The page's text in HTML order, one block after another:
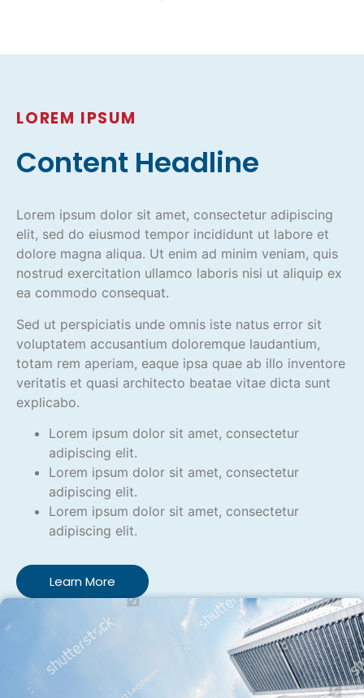
LOREM IPSUM
Content Headline
Lorem ipsum dolor sit amet, consectetur adipiscing
elit, sed do eiusmod tempor incididunt ut labore et
dolore magna aliqua. Ut enim ad minim veniam, quis
nostrud exercitation ullamco laboris nisi ut aliquip ex
ea commodo consequat.
Sed ut perspiciatis unde omnis iste natus error sit
voluptatem accusantium doloremque laudantium,
totam rem aperiam, eaque ipsa quae ab illo inventore
veritatis et quasi architecto beatae vitae dicta sunt
explicabo.
Lorem ipsum dolor sit amet, consectetur
adipiscing elit.
Lorem ipsum dolor sit amet, consectetur
adipiscing elit.
Lorem ipsum dolor sit amet, consectetur
adipiscing elit.
Learn More